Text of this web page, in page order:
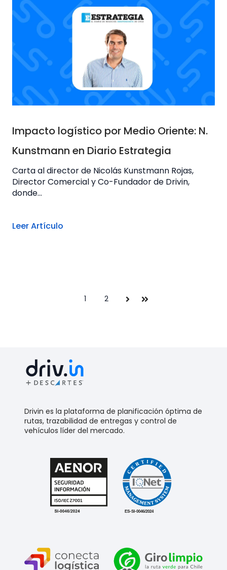
Impacto logístico por Medio Oriente: N.
Kunstmann en Diario Estrategia
Carta al director de Nicolás Kunstmann Rojas,
Director Comercial y Co-Fundador de Drivin,
donde...
Leer Artículo
1 2 SiguienteÚltima
Drivin es la plataforma de planificación óptima de
rutas, trazabilidad de entregas y control de
vehículos líder del mercado.